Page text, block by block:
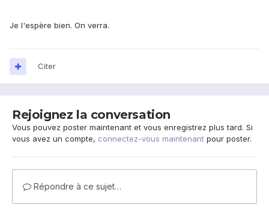
Je l'espère bien. On verra.
Citer
Rejoignez la conversation
Vous pouvez poster maintenant et vous enregistrez plus tard. Si
vous avez un compte, connectez-vous maintenant pour poster.
Répondre à ce sujet…